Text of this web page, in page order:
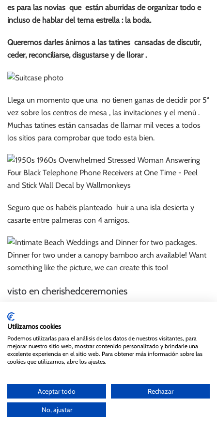
es para las novias que están aburridas de organizar todo e
incluso de hablar del tema estrella : la boda.
Queremos darles ánimos a las tatines cansadas de discutir,
ceder, reconciliarse, disgustarse y de llorar .
Llega un momento que una no tienen ganas de decidir por 5ª
vez sobre los centros de mesa , las invitaciones y el menú .
Muchas tatines están cansadas de llamar mil veces a todos
los sitios para comprobar que todo esta bien.
Seguro que os habéis planteado huir a una isla desierta y
casarte entre palmeras con 4 amigos.
visto en cherishedceremonies
En fin creemos que hay que aprender de «nuestros mayores»
volver a las cosas de toda la vida y complicarse menos.
Uno de los quebraderos de cabeza es el vestido novia,
muchas veces vemos reportajes de novias con vestidos
originales.
No hace falta llevar un vestido de novia etéreo con un
Utilizamos cookies
Podemos utilizarlas para el análisis de los datos de nuestros visitantes, para
mejorar nuestro sitio web, mostrar contenido personalizado y brindarle una
excelente experiencia en el sitio web. Para obtener más información sobre las
cookies que utilizamos, abre los ajustes.
Aceptar todo Rechazar
No, ajustar